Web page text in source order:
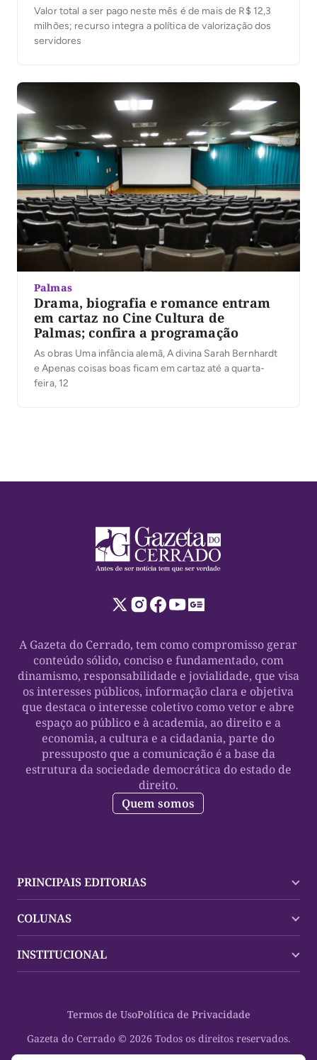
Valor total a ser pago neste mês é de mais de R$ 12,3
milhões; recurso integra a política de valorização dos
servidores
Palmas
Drama, biografia e romance entram
em cartaz no Cine Cultura de
Palmas; confira a programação
As obras Uma infância alemã, A divina Sarah Bernhardt
e Apenas coisas boas ficam em cartaz até a quarta-
feira, 12
A Gazeta do Cerrado, tem como compromisso gerar
conteúdo sólido, conciso e fundamentado, com
dinamismo, responsabilidade e jovialidade, que visa
os interesses públicos, informação clara e objetiva
que destaca o interesse coletivo como vetor e abre
espaço ao público e à academia, ao direito e a
economia, a cultura e a cidadania, parte do
pressuposto que a comunicação é a base da
estrutura da sociedade democrática do estado de
direito.
Quem somos
PRINCIPAIS EDITORIAS
Palmas
Mundo
Oportunidades
Cultura
Saúde
COLUNAS
Policial
Planeta Vivo
Espaço Cidadania
Turistando Gazeta
INSTITUCIONAL
Gazeta do Cerrado © 2026 Todos os direitos reservados.
Termos de UsoPolítica de Privacidade